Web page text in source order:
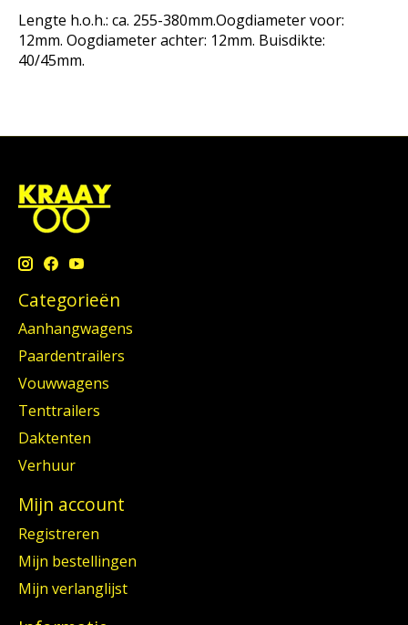
Lengte h.o.h.: ca. 255-380mm.Oogdiameter voor:
12mm. Oogdiameter achter: 12mm. Buisdikte:
40/45mm.
Categorieën
Aanhangwagens
Paardentrailers
Vouwwagens
Tenttrailers
Daktenten
Verhuur
Mijn account
Registreren
Mijn bestellingen
Mijn verlanglijst